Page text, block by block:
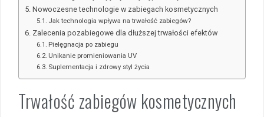
Nowoczesne technologie w zabiegach kosmetycznych
Jak technologia wpływa na trwałość zabiegów?
Zalecenia pozabiegowe dla dłuższej trwałości efektów
Pielęgnacja po zabiegu
Unikanie promieniowania UV
Suplementacja i zdrowy styl życia
Trwałość zabiegów kosmetycznych